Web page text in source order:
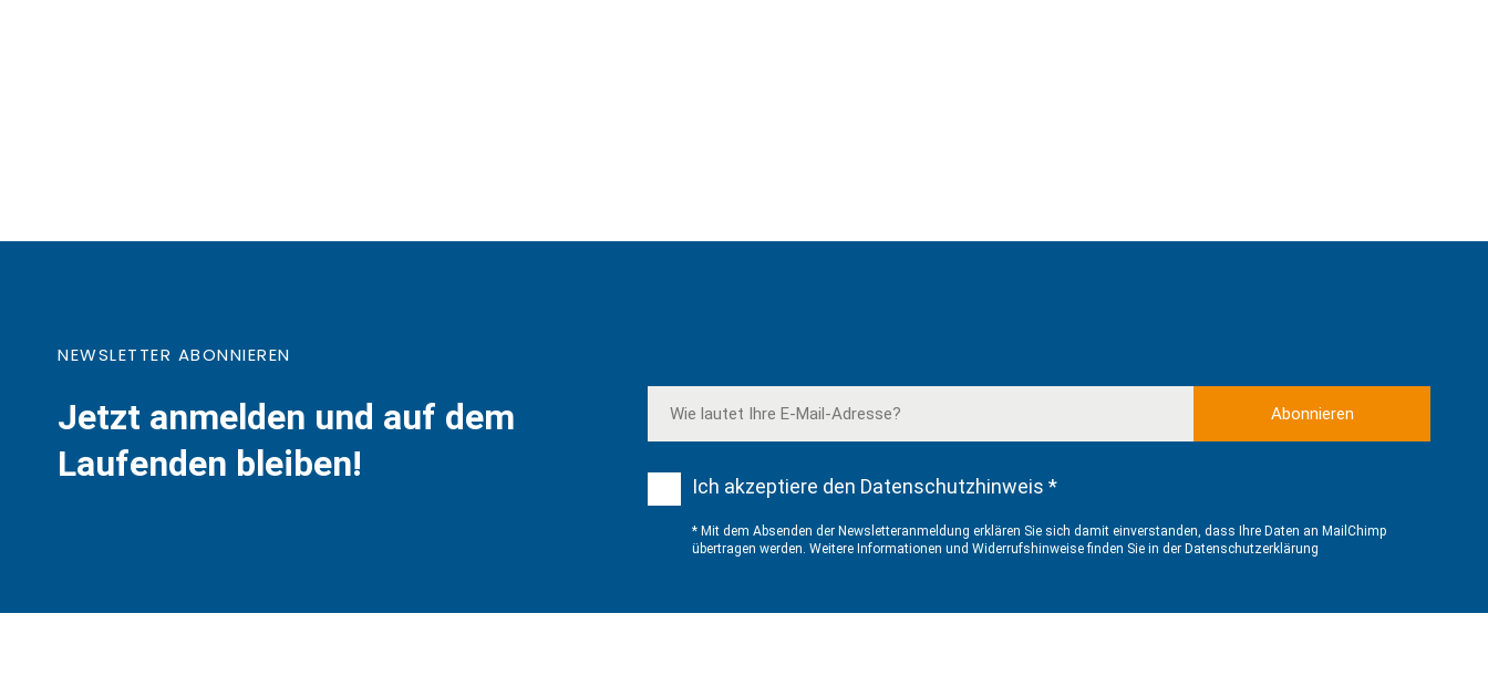
NEWSLETTER ABONNIEREN
Jetzt anmelden und auf dem
Laufenden bleiben!
Ich akzeptiere den Datenschutzhinweis *
* Mit dem Absenden der Newsletteranmeldung erklären Sie sich damit einverstanden, dass Ihre Daten an MailChimp
übertragen werden. Weitere Informationen und Widerrufshinweise finden Sie in der Datenschutzerklärung